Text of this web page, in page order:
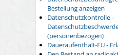
Bestellung anzeigen
Datenschutzkontrolle -
(personenbezogen)
Daueraufenthalt-EU -